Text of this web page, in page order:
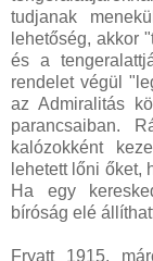
tudjanak
lehetőség, akkor
és a
rendelet végül
az Admiralitás
parancsaiban.
kalózokként
lehetett lőni őket,
Ha egy
bíróság elé
Fryatt 1915.